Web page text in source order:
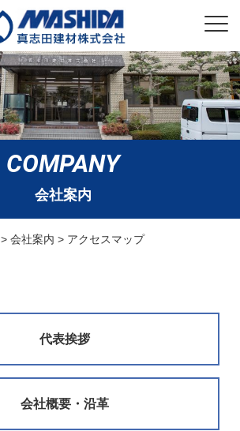
COMPANY
会社案内
> 会社案内 > アクセスマップ
代表挨拶
会社概要・沿革